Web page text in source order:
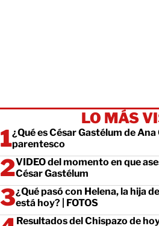
LO MÁS
¿Qué es César Gastélum de
parentesco
VIDEO del momento en que
César Gastélum
¿Qué pasó con Helena, la hija
está hoy? | FOTOS
Resultados del Chispazo de